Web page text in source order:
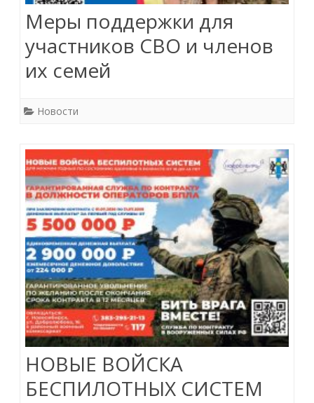
Меры поддержки для
участников СВО и членов
их семей
Новости
НОВЫЕ ВОЙСКА
БЕСПИЛОТНЫХ СИСТЕМ